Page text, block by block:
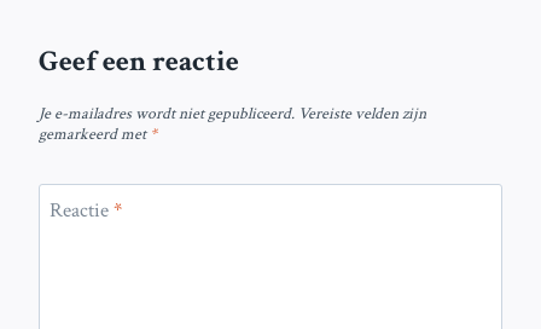
Geef een reactie
Je e-mailadres wordt niet gepubliceerd. Vereiste velden zijn
gemarkeerd met*
Reactie*